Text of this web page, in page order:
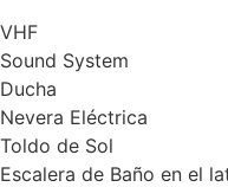
VHF
Sound System
Ducha
Nevera Eléctrica
Toldo de Sol
Escalera de Baño en el